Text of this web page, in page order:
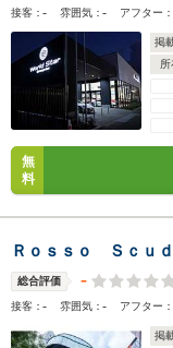
接客：- 雰囲気：- アフター：
掲
無
料
Ｒｏｓｓｏ Ｓｃｕ
総合評価 -
接客：- 雰囲気：- アフター：
掲